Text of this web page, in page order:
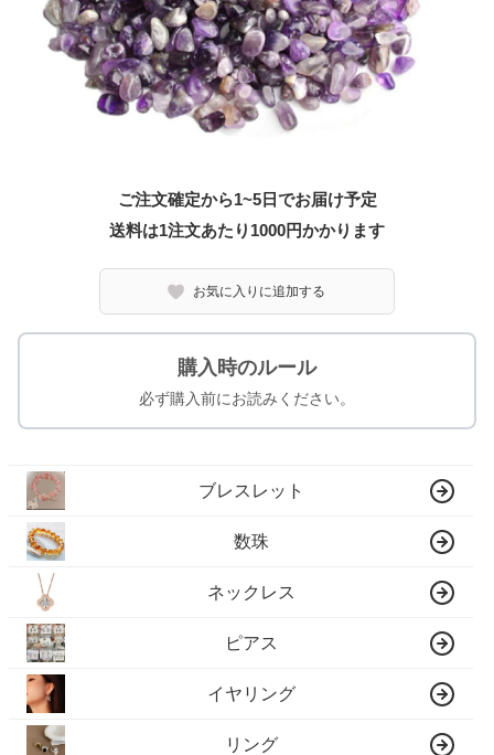
ご注文確定から1~5日でお届け予定
送料は1注文あたり 1000円かかります
お気に入りに追加する
購入時のルール
必ず購入前にお読みください。
ブレスレット
数珠
ネックレス
ピアス
イヤリング
リング